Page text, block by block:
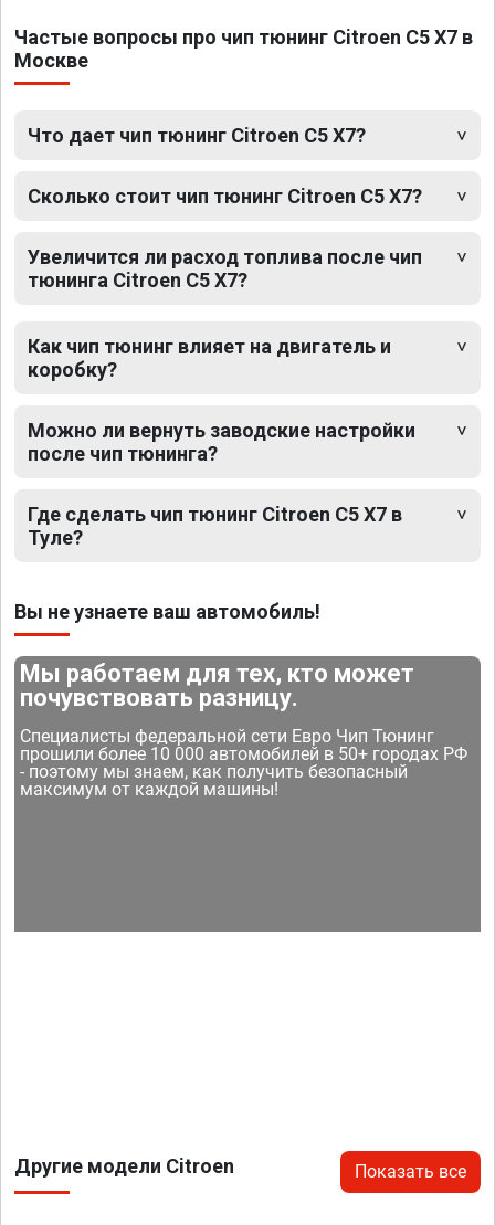
Частые вопросы про чип тюнинг Citroen C5 X7 в
Москве
Что дает чип тюнинг Citroen C5 X7?
Сколько стоит чип тюнинг Citroen C5 X7?
Увеличится ли расход топлива после чип
тюнинга Citroen C5 X7?
Как чип тюнинг влияет на двигатель и
коробку?
Можно ли вернуть заводские настройки
после чип тюнинга?
Где сделать чип тюнинг Citroen C5 X7 в
Туле?
Вы не узнаете ваш автомобиль!
Мы работаем для тех, кто может
почувствовать разницу.
Специалисты федеральной сети Евро Чип Тюнинг
прошили более 10 000 автомобилей в 50+ городах РФ
- поэтому мы знаем, как получить безопасный
максимум от каждой машины!
Другие модели Citroen Показать все